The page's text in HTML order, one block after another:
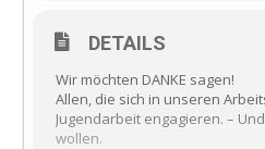
DETAILS
Wir möchten DANKE sagen!
Allen, die sich in unseren
Jugendarbeit engagieren. –
wollen.